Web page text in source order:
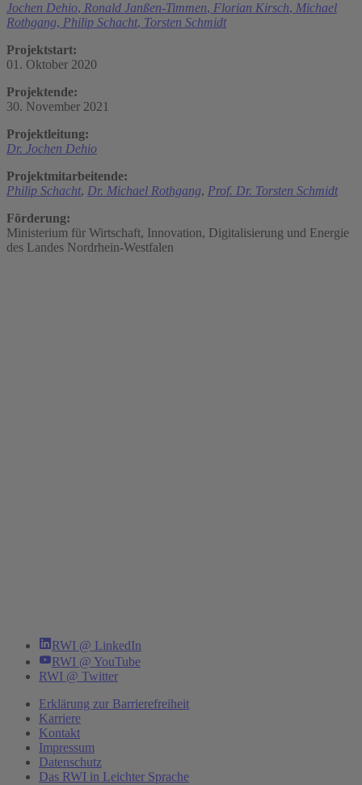
Jochen Dehio, Ronald Janßen-Timmen, Florian Kirsch, Michael
Rothgang, Philip Schacht, Torsten Schmidt
Projektstart:
01. Oktober 2020
Projektende:
30. November 2021
Projektleitung:
Dr. Jochen Dehio
Projektmitarbeitende:
Philip Schacht, Dr. Michael Rothgang, Prof. Dr. Torsten Schmidt
Förderung:
Ministerium für Wirtschaft, Innovation, Digitalisierung und Energie
des Landes Nordrhein-Westfalen
RWI @ LinkedIn
RWI @ YouTube
RWI @ Twitter
Erklärung zur Barrierefreiheit
Karriere
Kontakt
Impressum
Datenschutz
Das RWI in Leichter Sprache